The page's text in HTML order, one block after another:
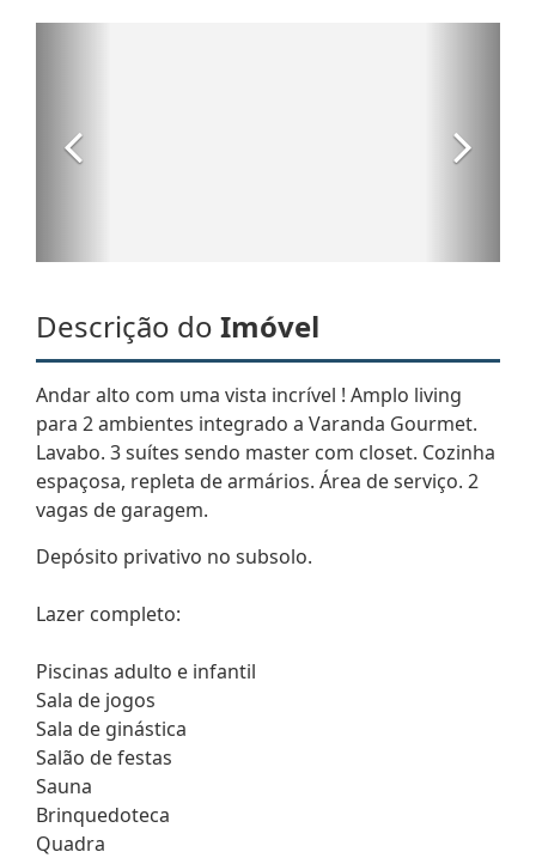
Descrição do Imóvel
Andar alto com uma vista incrível ! Amplo living
para 2 ambientes integrado a Varanda Gourmet.
Lavabo. 3 suítes sendo master com closet. Cozinha
espaçosa, repleta de armários. Área de serviço. 2
vagas de garagem.
Depósito privativo no subsolo.
Lazer completo:
Piscinas adulto e infantil
Sala de jogos
Sala de ginástica
Salão de festas
Sauna
Brinquedoteca
Quadra